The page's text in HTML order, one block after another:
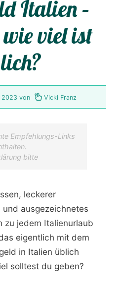
Italien –
viel ist
2023 von Vicki Franz
Empfehlungs-Links
bitte
leckerer
ausgezeichnetes
zu jedem Italienurlaub
eigentlich mit dem
in Italien üblich
solltest du geben?